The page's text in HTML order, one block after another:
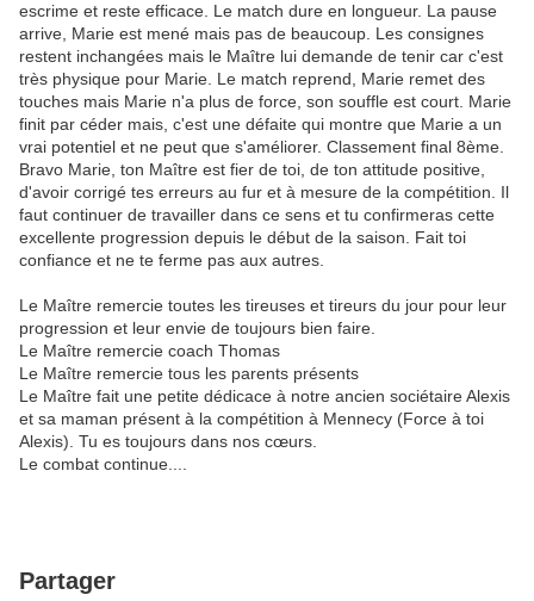
escrime et reste efficace. Le match dure en longueur. La pause
arrive, Marie est mené mais pas de beaucoup. Les consignes
restent inchangées mais le Maître lui demande de tenir car c'est
très physique pour Marie. Le match reprend, Marie remet des
touches mais Marie n'a plus de force, son souffle est court. Marie
finit par céder mais, c'est une défaite qui montre que Marie a un
vrai potentiel et ne peut que s'améliorer. Classement final 8ème.
Bravo Marie, ton Maître est fier de toi, de ton attitude positive,
d'avoir corrigé tes erreurs au fur et à mesure de la compétition. Il
faut continuer de travailler dans ce sens et tu confirmeras cette
excellente progression depuis le début de la saison. Fait toi
confiance et ne te ferme pas aux autres.
Le Maître remercie toutes les tireuses et tireurs du jour pour leur
progression et leur envie de toujours bien faire.
Le Maître remercie coach Thomas
Le Maître remercie tous les parents présents
Le Maître fait une petite dédicace à notre ancien sociétaire Alexis
et sa maman présent à la compétition à Mennecy (Force à toi
Alexis). Tu es toujours dans nos cœurs.
Le combat continue....
Partager